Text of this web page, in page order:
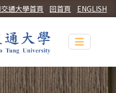
ENGLISH
回首頁
通大學首頁
Toggle